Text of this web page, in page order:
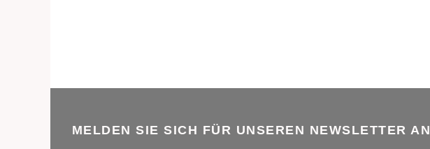
MELDEN SIE SICH FÜR UNSEREN NEWSLETTER AN